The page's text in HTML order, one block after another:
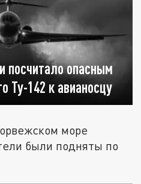
посчитало опасным
Ту-142 к авианосцу
море
были подняты по